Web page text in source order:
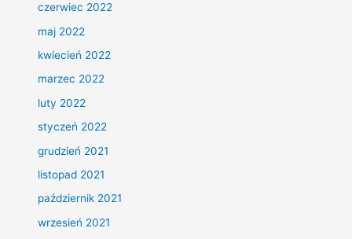
czerwiec 2022
maj 2022
kwiecień 2022
marzec 2022
luty 2022
styczeń 2022
grudzień 2021
listopad 2021
październik 2021
wrzesień 2021